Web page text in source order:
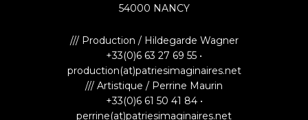
54000 NANCY
/// Production / Hildegarde Wagner
+33(0)6 63 27 69 55 •
production(at)patriesimaginaires.net
/// Artistique / Perrine Maurin
+33(0)6 61 50 41 84 •
perrine(at)patriesimaginaires.net